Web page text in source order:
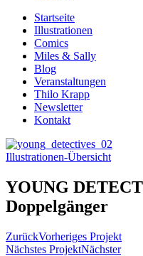
Startseite
Illustrationen
Comics
Miles & Sally
Blog
Veranstaltungen
Thilo Krapp
Newsletter
Kontakt
Illustrationen-Übersicht
YOUNG
Doppelgänger
ZurückVorheriges Projekt
Nächstes ProjektNächster